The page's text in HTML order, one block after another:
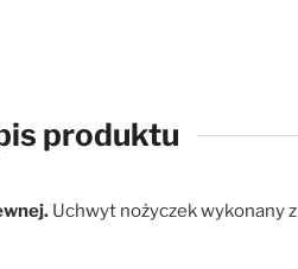
produktu
Uchwyt nożyczek wykonany z